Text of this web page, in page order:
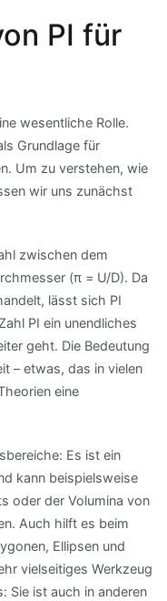
PI für
wesentliche Rolle.
Grundlage für
Um zu verstehen, wie
wir uns zunächst
zwischen dem
(π = U/D). Da
lässt sich PI
PI ein unendliches
geht. Die Bedeutung
– etwas, das in vielen
eine
Es ist ein
kann beispielsweise
oder der Volumina von
Auch hilft es beim
Ellipsen und
vielseitiges Werkzeug
Sie ist auch in anderen